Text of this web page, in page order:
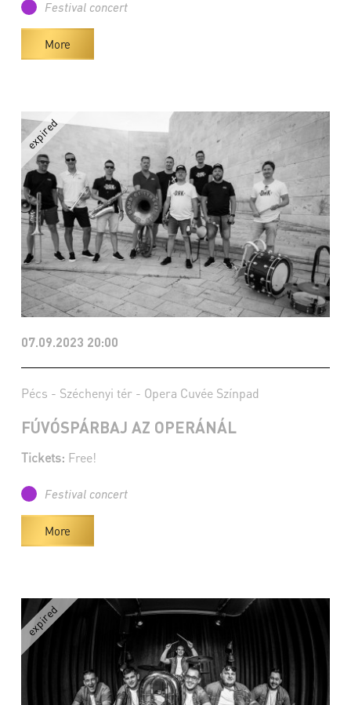
Festival concert
More
07.09.2023 20:00
Pécs - Széchenyi tér - Opera Cuvée Színpad
FÚVÓSPÁRBAJ AZ OPERÁNÁL
Tickets: Free!
Festival concert
More